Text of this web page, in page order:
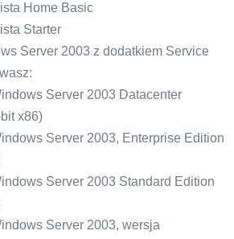
Home Basic
Starter
Server 2003 z dodatkiem Service
Server 2003 Datacenter
x86)
Server 2003, Enterprise Edition
Server 2003 Standard Edition
Server 2003, wersja